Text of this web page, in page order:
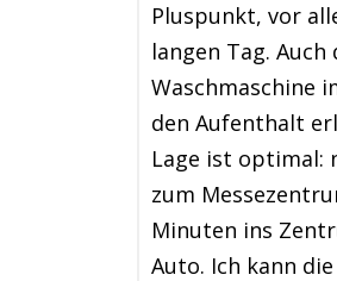
Pluspunkt, vor
langen Tag. Auch
Waschmaschine
den Aufenthalt
Lage ist optimal:
zum
Minuten ins
Auto. Ich kann